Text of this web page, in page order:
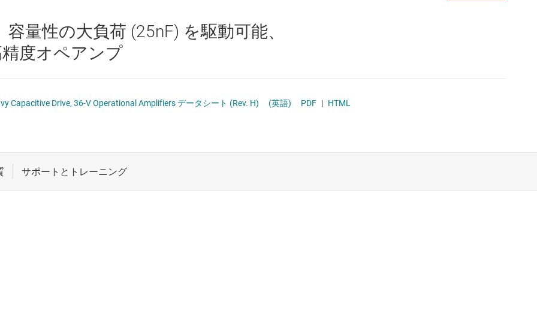
エゾ
マイコン (MCU) / プロセッサ
モータ ドライバ
絶縁
ン アンプ
イン アンプ (PGA/VGA)
高精度オペアンプ (Vos が 1mV 未満)
高速オペアンプ (50MHz 以上のゲイン帯域幅：GBW)
量性の大負荷 (25nF) を駆動可能、
度オペアンプ
OPAx202 Precision, Low-Noise, Heavy Capacitive Drive, 36-V Operational Amplifiers データシート (Rev. H) (英語) PDF | HTML